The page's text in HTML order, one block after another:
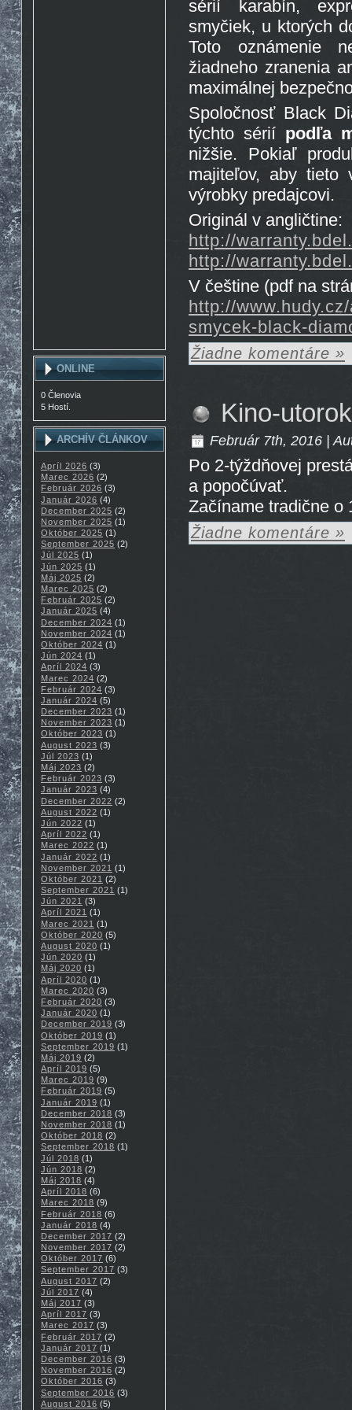
ONLINE
0 Členovia
5 Hostí.
ARCHÍV ČLÁNKOV
Apríl 2026 (3)
Marec 2026 (2)
Február 2026 (3)
Január 2026 (4)
December 2025 (2)
November 2025 (1)
Október 2025 (1)
September 2025 (2)
Júl 2025 (1)
Jún 2025 (1)
Máj 2025 (2)
Marec 2025 (2)
Február 2025 (2)
Január 2025 (4)
December 2024 (1)
November 2024 (1)
Október 2024 (1)
Jún 2024 (1)
Apríl 2024 (3)
Marec 2024 (2)
Február 2024 (3)
Január 2024 (5)
December 2023 (1)
November 2023 (1)
Október 2023 (1)
August 2023 (3)
Júl 2023 (1)
Máj 2023 (2)
Február 2023 (3)
Január 2023 (4)
December 2022 (2)
August 2022 (1)
Jún 2022 (1)
Apríl 2022 (1)
Marec 2022 (1)
Január 2022 (1)
November 2021 (1)
Október 2021 (2)
September 2021 (1)
Jún 2021 (3)
Apríl 2021 (1)
Marec 2021 (1)
Október 2020 (5)
August 2020 (1)
Jún 2020 (1)
Máj 2020 (1)
Apríl 2020 (1)
Marec 2020 (3)
Február 2020 (3)
Január 2020 (1)
December 2019 (3)
Október 2019 (1)
September 2019 (1)
Máj 2019 (2)
Apríl 2019 (5)
Marec 2019 (9)
Február 2019 (5)
Január 2019 (1)
December 2018 (3)
November 2018 (1)
Október 2018 (2)
September 2018 (1)
Júl 2018 (1)
Jún 2018 (2)
Máj 2018 (4)
Apríl 2018 (6)
Marec 2018 (9)
Február 2018 (6)
Január 2018 (4)
December 2017 (2)
November 2017 (2)
Október 2017 (6)
September 2017 (3)
August 2017 (2)
Júl 2017 (4)
Máj 2017 (3)
Apríl 2017 (3)
Marec 2017 (3)
Február 2017 (2)
Január 2017 (1)
December 2016 (3)
November 2016 (2)
Október 2016 (3)
September 2016 (3)
August 2016 (5)
sérií karabín,
smyčiek, u ktorých
Toto oznámenie
žiadneho zranenia
maximálnej
Spoločnosť Black
týchto sérií podľa
nižšie. Pokiaľ
majiteľov, aby tieto
výrobky predajcovi.
Originál v angličtine:
http://
http://
V češtine (pdf na
http://
smycek-black-
Žiadne komentáre »
Kino-
Február 7th, 2016 |
Po 2-týždňovej
a popočúvať.
Začíname tradične o
Žiadne komentáre »